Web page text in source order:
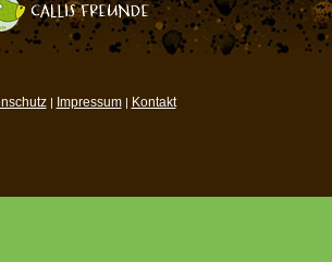
| Impressum| Kontakt